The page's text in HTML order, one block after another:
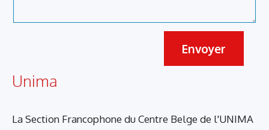
Envoyer
Unima
La Section Francophone du Centre Belge de l'UNIMA